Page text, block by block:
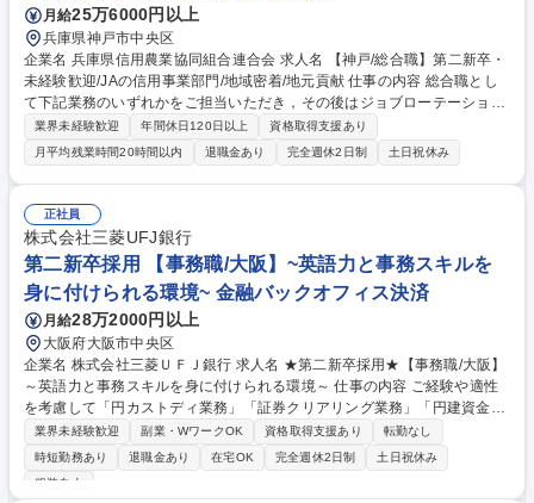
月給25万6000円以上
兵庫県神戸市中央区
企業名 兵庫県信用農業協同組合連合会 求人名 【神戸/総合職】第二新卒・
未経験歓迎/JAの信用事業部門/地域密着/地元貢献 仕事の内容 総合職とし
て下記業務のいずれかをご担当いただき，その後はジョブローテーション
を通じて様々な業務のご経験を積んでいただけます。 ■貯金業務：企業か
ら資金をお預かりする業務。■融資業務：企業や地方 公共団体、農業法人
等主に法人向けに融資を行う業務。■証券業務：国債・社債・株式・投資
信託等により資金運用を行う業務。■企画業務：事業計画や決算のほか、
新たな取り組みを企画する業務。■JAサポート業務：兵庫県内のJAの信用
（金融）事業をサポートする業務。各種情報提供や商品開発、CPの企
画、ポスター・CM作成等。■システム業務：関連会社に出向いただき，当
会やJA向けのシステム運用・保守を行う業務。 募集職種 【神戸/総合職】
第二新卒・未経験歓迎/JAの信用事業部門/地域密着/地元貢献
業界未経験歓迎 年間休日120日以上
資格取得支援あり
月平均残業時間20時間以内
退職金あり 完全週休2日制 土日祝休み
正社員
株式会社三菱UFJ銀行
第二新卒採用 【事務職/大阪】~英語力と事務スキルを
身に付けられる環境~ 金融バックオフィス決済
月給28万2000円以上
大阪府大阪市中央区
企業名 株式会社三菱ＵＦＪ銀行 求人名 ★第二新卒採用★【事務職/大阪】
～英語力と事務スキルを身に付けられる環境～ 仕事の内容 ご経験や適性
を考慮して「円カストディ業務」「証券クリアリング業務」「円建資金決
済事務」いずれかの事務業務を担当いただきます。 ※詳細は、下部「その
他勤務条件に関する備考」欄もご参照ください。 【魅力】■メールを中心
とした英語でのやり取りがメインとなりますので、日常的に英語力を高め
業界未経験歓迎 副業・WワークOK 資格取得支援あり
転勤なし
時短勤務あり
退職金あり 在宅OK 完全週休2日制
土日祝休み
服装自由